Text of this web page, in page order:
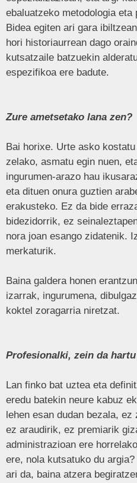
ebaluatzeko metodologia
Bidea egiten ari gara
hori historiaurrean dago
kutsatzaile batzuekin
espezifikoa ere badute.
Zure ametsetako lana zen?
Bai horixe. Urte asko
zelako, asmatu egin nuen,
ingurumen-arazo hau
eta dituen onura guztien
erakusteko. Ez da bide
bidezidorrik, ez
nora joan esango zidatenik.
merkaturik.
Baina galdera honen
izarrak, ingurumena,
koktel zoragarria niretzat.
Profesionalki, zein da
Lan finko bat uztea eta
eredu batekin neure kabuz
lehen esan dudan bezala,
ez araudirik, ez premiarik
administrazioan ere
ere, nola kutsatuko du
ari da, baina atzera